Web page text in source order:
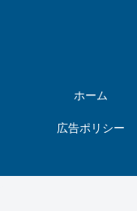
ホーム
広告ポリシー